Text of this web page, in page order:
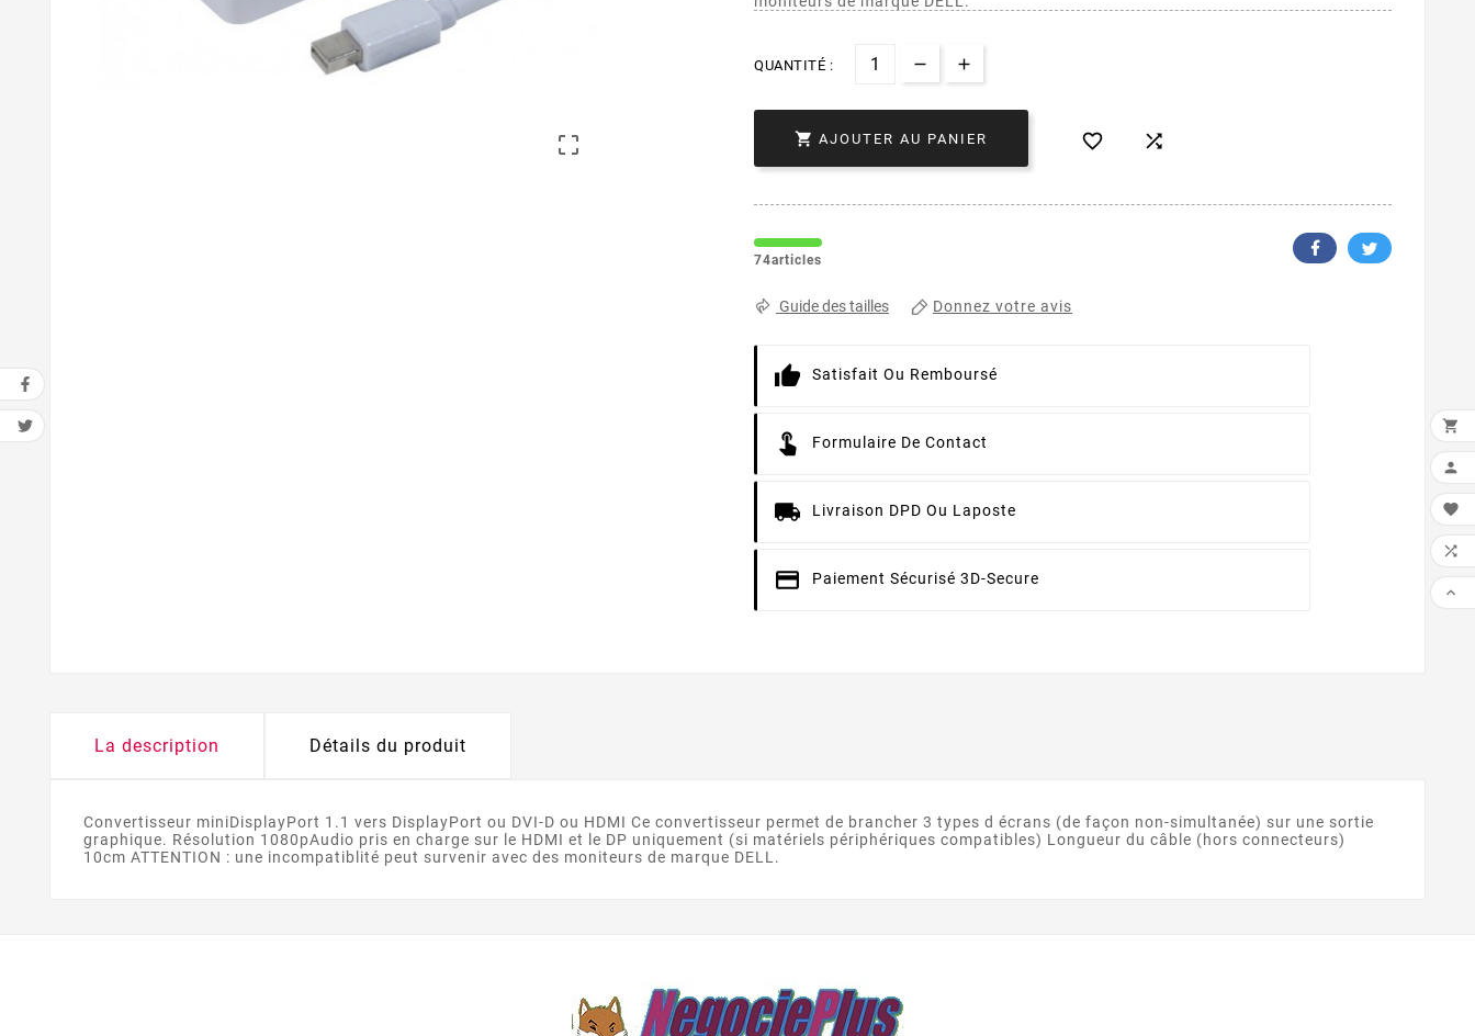

QUANTITÉ :
 AJOUTER AU PANIER  
74articles
Guide des tailles Donnez votre avis
Satisfait Ou Remboursé
Formulaire De Contact
Livraison DPD Ou Laposte
Paiement Sécurisé 3D-Secure
La description Détails du produit
Convertisseur miniDisplayPort 1.1 vers DisplayPort ou DVI-D ou HDMI Ce convertisseur permet de brancher 3 types d écrans (de façon non-simultanée) sur une sortie
graphique. Résolution 1080pAudio pris en charge sur le HDMI et le DP uniquement (si matériels périphériques compatibles) Longueur du câble (hors connecteurs)
10cm ATTENTION : une incompatiblité peut survenir avec des moniteurs de marque DELL.




